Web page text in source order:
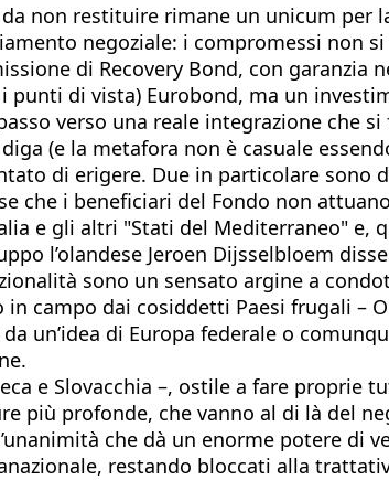
non restituire rimane un unicum per
negoziale: i compromessi non si
di Recovery Bond, con garanzia
di vista) Eurobond, ma un
verso una reale integrazione che si
(e la metafora non è casuale
di erigere. Due in particolare sono
che i beneficiari del Fondo non
e gli altri "Stati del Mediterraneo" e,
l’olandese Jeroen Dijsselbloem
sono un sensato argine a
campo dai cosiddetti Paesi frugali –
un’idea di Europa federale o
e Slovacchia –, ostile a fare proprie
più profonde, che vanno al di là del
che dà un enorme potere di
restando bloccati alla